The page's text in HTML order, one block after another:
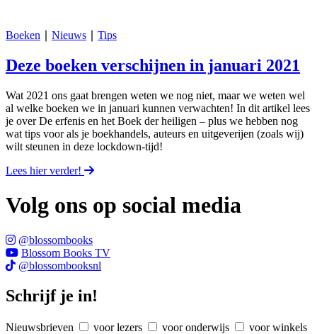
Boeken Nieuws Tips
Deze boeken verschijnen in januari 2021
Wat 2021 ons gaat brengen weten we nog niet, maar we weten wel
al welke boeken we in januari kunnen verwachten! In dit artikel lees
je over De erfenis en het Boek der heiligen – plus we hebben nog
wat tips voor als je boekhandels, auteurs en uitgeverijen (zoals wij)
wilt steunen in deze lockdown-tijd!
Lees hier verder!
Volg ons op social media
@blossombooks
Blossom Books TV
@blossombooksnl
Schrijf je in!
Nieuwsbrieven voor lezers voor onderwijs
voor winkels